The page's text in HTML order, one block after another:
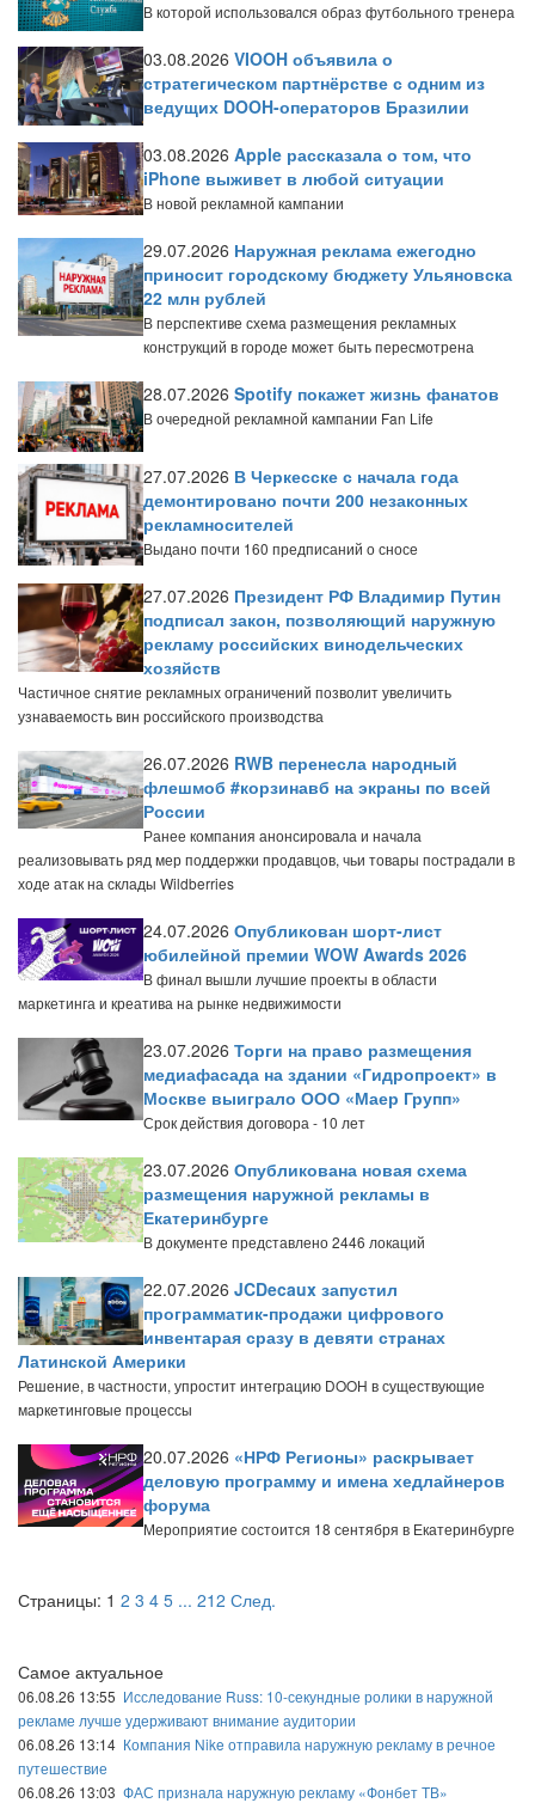
В которой использовался образ футбольного тренера
03.08.2026 VIOOH объявила о
стратегическом партнёрстве с одним из
ведущих DOOH-операторов Бразилии
03.08.2026 Apple рассказала о том, что
iPhone выживет в любой ситуации
В новой рекламной кампании
29.07.2026 Наружная реклама ежегодно
приносит городскому бюджету Ульяновска
22 млн рублей
В перспективе схема размещения рекламных
конструкций в городе может быть пересмотрена
28.07.2026 Spotify покажет жизнь фанатов
В очередной рекламной кампании Fan Life
27.07.2026 В Черкесске с начала года
демонтировано почти 200 незаконных
рекламносителей
Выдано почти 160 предписаний о сносе
27.07.2026 Президент РФ Владимир Путин
подписал закон, позволяющий наружную
рекламу российских винодельческих
хозяйств
Частичное снятие рекламных ограничений позволит увеличить
узнаваемость вин российского производства
26.07.2026 RWB перенесла народный
флешмоб #корзинавб на экраны по всей
России
Ранее компания анонсировала и начала
реализовывать ряд мер поддержки продавцов, чьи товары пострадали в
ходе атак на склады Wildberries
24.07.2026 Опубликован шорт-лист
юбилейной премии WOW Awards 2026
В финал вышли лучшие проекты в области
маркетинга и креатива на рынке недвижимости
23.07.2026 Торги на право размещения
медиафасада на здании «Гидропроект» в
Москве выиграло ООО «Маер Групп»
Срок действия договора - 10 лет
23.07.2026 Опубликована новая схема
размещения наружной рекламы в
Екатеринбурге
В документе представлено 2446 локаций
22.07.2026 JCDecaux запустил
программатик-продажи цифрового
инвентарая сразу в девяти странах
Латинской Америки
Решение, в частности, упростит интеграцию DOOH в существующие
маркетинговые процессы
20.07.2026 «НРФ Регионы» раскрывает
деловую программу и имена хедлайнеров
форума
Мероприятие состоится 18 сентября в Екатеринбурге
Страницы: 1 2 3 4 5 ... 212 След.
Самое актуальное
06.08.26 13:55 Исследование Russ: 10-секундные ролики в наружной
рекламе лучше удерживают внимание аудитории
06.08.26 13:14 Компания Nike отправила наружную рекламу в речное
путешествие
06.08.26 13:03 ФАС признала наружную рекламу «Фонбет ТВ»